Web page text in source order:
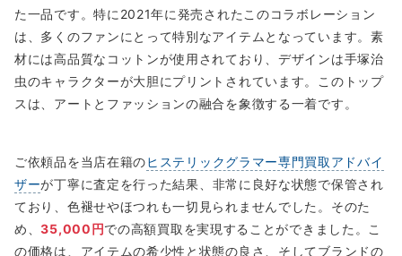
た一品です。特に2021年に発売されたこのコラボレーション
は、多くのファンにとって特別なアイテムとなっています。素
材には高品質なコットンが使用されており、デザインは手塚治
虫のキャラクターが大胆にプリントされています。このトップ
スは、アートとファッションの融合を象徴する一着です。
ご依頼品を当店在籍のヒステリックグラマー専門買取アドバイ
ザーが丁寧に査定を行った結果、非常に良好な状態で保管され
ており、色褪せやほつれも一切見られませんでした。そのた
め、35,000円での高額買取を実現することができました。こ
の価格は、アイテムの希少性と状態の良さ、そしてブランドの